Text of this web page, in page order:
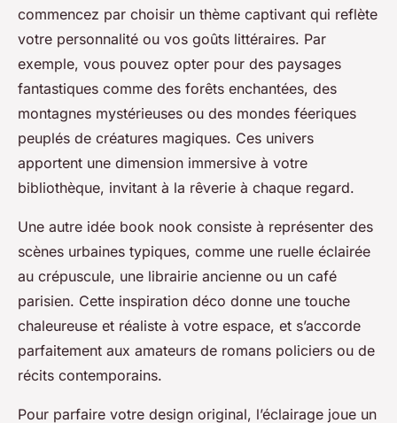
commencez par choisir un thème captivant qui reflète
votre personnalité ou vos goûts littéraires. Par
exemple, vous pouvez opter pour des paysages
fantastiques comme des forêts enchantées, des
montagnes mystérieuses ou des mondes féeriques
peuplés de créatures magiques. Ces univers
apportent une dimension immersive à votre
bibliothèque, invitant à la rêverie à chaque regard.
Une autre idée book nook consiste à représenter des
scènes urbaines typiques, comme une ruelle éclairée
au crépuscule, une librairie ancienne ou un café
parisien. Cette inspiration déco donne une touche
chaleureuse et réaliste à votre espace, et s’accorde
parfaitement aux amateurs de romans policiers ou de
récits contemporains.
Pour parfaire votre design original, l’éclairage joue un